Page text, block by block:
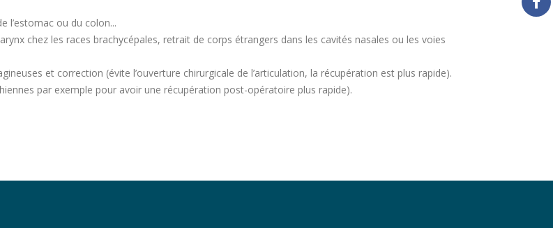
l’estomac ou du colon...
chez les races brachycépales, retrait de corps étrangers dans les cavités nasales ou les voies
et correction (évite l’ouverture chirurgicale de l’articulation, la récupération est plus rapide).
par exemple pour avoir une récupération post-opératoire plus rapide).